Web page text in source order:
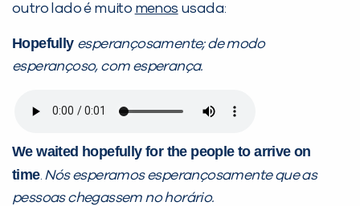
outro lado é muito menos usada:
Hopefully esperançosamente; de modo
esperançoso, com esperança.
We waited hopefully for the people to arrive on
time. Nós esperamos esperançosamente que as
pessoas chegassem no horário.